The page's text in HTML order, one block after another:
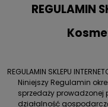
REGULAMIN
REGULAMIN SKLEPU
Niniejszy Regulamin
sprzedaży prowadzonej
działalność gospodarczą